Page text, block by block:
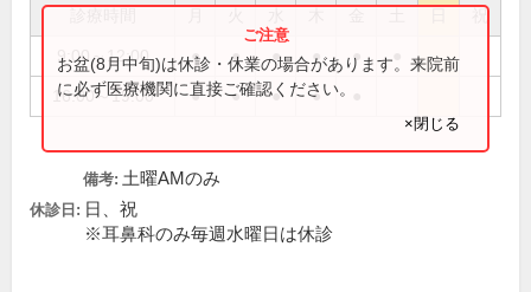
祝
9:00～12:00 ● ● ● ● ●
16:00～19:00 ● ● ● ●
お盆(8月中旬)は休診・休業の場合があります。来院前
に必ず医療機関に直接ご確認ください。
×閉じる
備考: 土曜AMのみ
休診日: 日、祝
※耳鼻科のみ毎週水曜日は休診